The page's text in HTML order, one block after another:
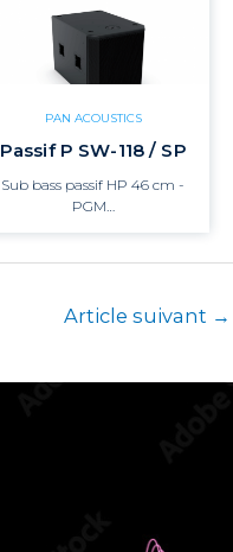
PAN ACOUSTICS
Passif P SW-118 / SP
Sub bass passif HP 46 cm -
PGM…
Article suivant →